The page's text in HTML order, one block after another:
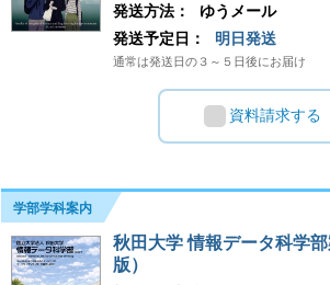
発送方法：
ゆうメール
発送予定日：
明日発送
通常は発送日の３～５日後にお届け
資料請求する
学部学科案内
秋田大学 情報データ科学
版）